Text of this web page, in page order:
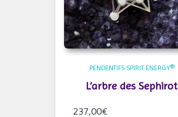
PENDENTIFS SPIRIT ENERGY®
L’arbre des Sephirot
237,00€